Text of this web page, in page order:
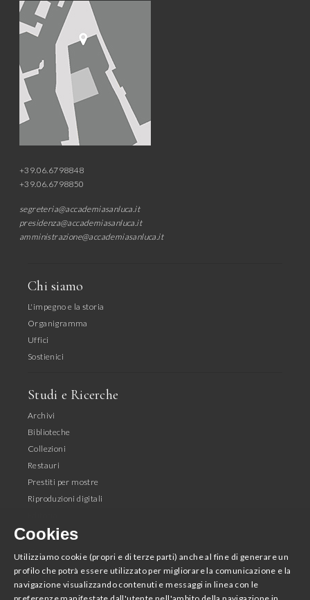
+39.06.6798848
+39.06.6798850
segreteria@accademiasanluca.it
presidenza@accademiasanluca.it
amministrazione@accademiasanluca.it
Chi siamo
L'impegno e la storia
Organigramma
Uffici
Sostienici
Studi e Ricerche
Archivi
Biblioteche
Collezioni
Restauri
Prestiti per mostre
Riproduzioni digitali
Seguici
Facebook
Instagram
Cookies
Utilizziamo cookie (propri e di terze parti) anche al fine di generare un
profilo che potrà essere utilizzato per migliorare la comunicazione e la
navigazione visualizzando contenuti e messaggi in linea con le